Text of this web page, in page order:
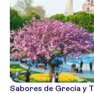
Sabores de Grecia y